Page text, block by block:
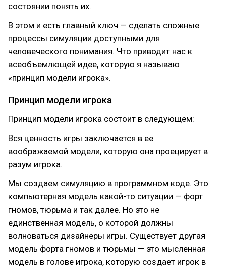
состоянии понять их.
В этом и есть главный ключ — сделать сложные
процессы симуляции доступными для
человеческого понимания. Что приводит нас к
всеобъемлющей идее, которую я называю
«принцип модели игрока».
Принцип модели игрока
Принцип модели игрока состоит в следующем:
Вся ценность игры заключается в ее
воображаемой модели, которую она проецирует в
разум игрока.
Мы создаем симуляцию в программном коде. Это
компьютерная модель какой-то ситуации — форт
гномов, тюрьма и так далее. Но это не
единственная модель, о которой должны
волноваться дизайнеры игры. Существует другая
модель форта гномов и тюрьмы — это мысленная
модель в голове игрока, которую создает игрок в